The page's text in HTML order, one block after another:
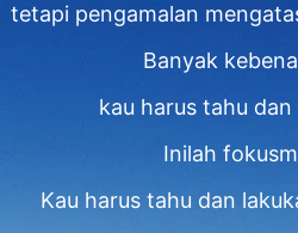
tetapi pengamalan
Banyak
kau harus tahu dan
Inilah
Kau harus tahu dan